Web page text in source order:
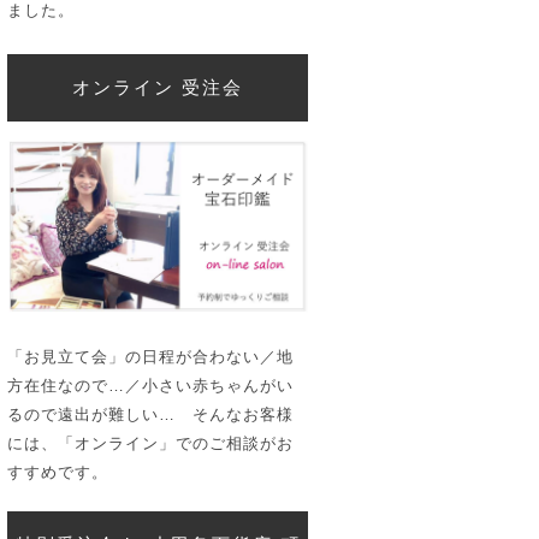
ました。
オンライン 受注会
「お見立て会」の日程が合わない／地
方在住なので…／小さい赤ちゃんがい
るので遠出が難しい… そんなお客様
には、「オンライン」でのご相談がお
すすめです。